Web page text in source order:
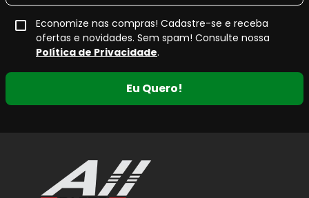
Economize nas compras! Cadastre-se e receba
ofertas e novidades. Sem spam! Consulte nossa
Política de Privacidade.
Eu Quero!